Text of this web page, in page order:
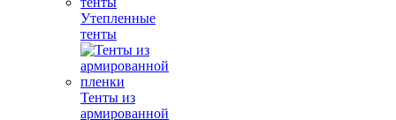
Утепленные
тенты
Тенты из
армированной